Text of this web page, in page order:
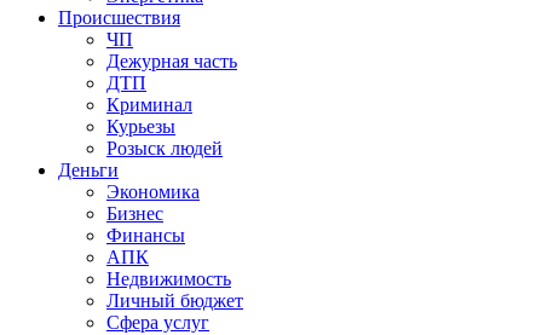
Происшествия
ЧП
Дежурная часть
ДТП
Криминал
Курьезы
Розыск людей
Деньги
Экономика
Бизнес
Финансы
АПК
Недвижимость
Личный бюджет
Сфера услуг